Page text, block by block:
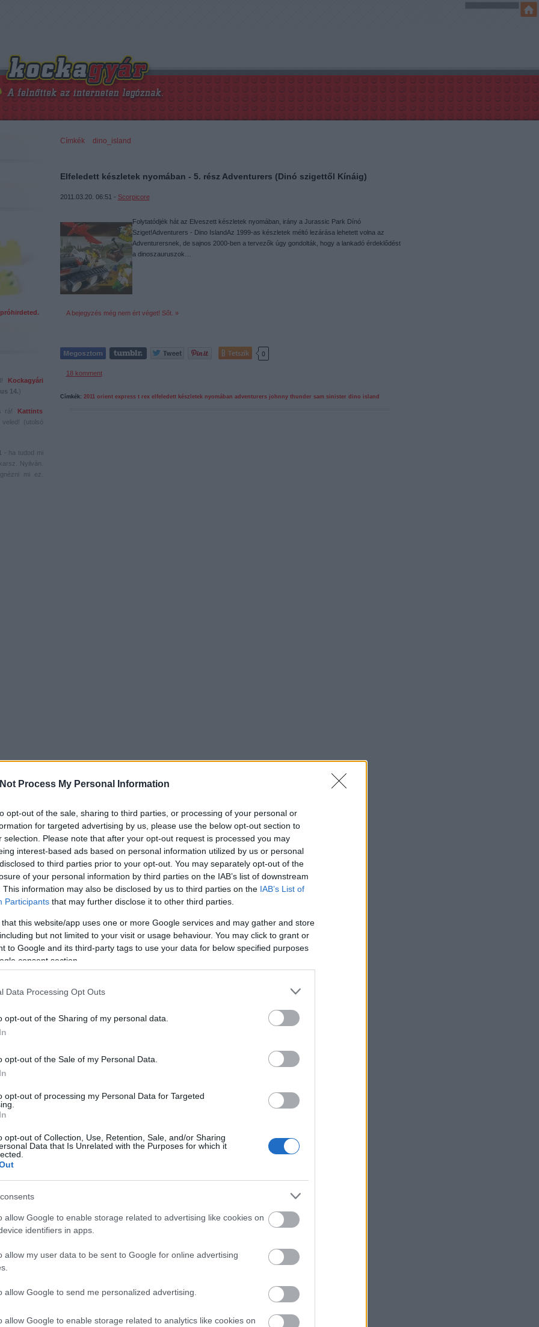
Process My Personal Information
opt-out of the sale, sharing to third parties, or processing of your personal or
for targeted advertising by us, please use the below opt-out section to
selection. Please note that after your opt-out request is processed you may
interest-based ads based on personal information utilized by us or personal
to third parties prior to your opt-out. You may separately opt-out of the
of your personal information by third parties on the IAB’s list of downstream
This information may also be disclosed by us to third parties on the IAB’s List of
Participants that may further disclose it to other third parties.
that this website/app uses one or more Google services and may gather and store
but not limited to your visit or usage behaviour. You may click to grant or
to Google and its third-party tags to use your data for below specified purposes
consent section.
Data Processing Opt Outs
opt-out of the Sharing of my personal data.
opt-out of the Sale of my Personal Data.
opt-out of processing my Personal Data for Targeted
opt-out of Collection, Use, Retention, Sale, and/or Sharing
Data that Is Unrelated with the Purposes for which it
allow Google to enable storage related to advertising like cookies on
identifiers in apps.
allow my user data to be sent to Google for online advertising
allow Google to send me personalized advertising.
allow Google to enable storage related to analytics like cookies on
Kockagyári
14.)
rá!
Kattints
(utolsó
- ha tudod mi
Nyilván.
mi ez.
nem tudod
kattints!
árak
a piaci
most ilyen
Címkék» dino_island
Elfeledett készletek nyomában - 5. rész Adventurers (Dinó szigettől Kínáig)
2011.03.20. 06:51 - Scorpicore
Folytatódjék hát az Elveszett készletek nyomában, irány a Jurassic Park Dínó
Sziget!Adventurers - Dino IslandAz 1999-as készletek méltó lezárása lehetett volna az
Adventurersnek, de sajnos 2000-ben a tervezők úgy gondolták, hogy a lankadó érdeklődést
a dinoszauruszok…
A bejegyzés még nem ért véget! Sőt. »
Tetszik 0
18komment
Címkék: 2011 orient express t rex elfeledett készletek nyomában adventurers johnny thunder sam sinister dino island